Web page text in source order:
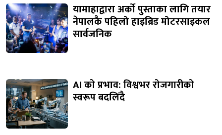
यामाहाद्वारा अर्को पुस्ताका लागि तयार
नेपालकै पहिलो हाइब्रिड मोटरसाइकल
सार्वजनिक
AI को प्रभाव: विश्वभर रोजगारीको
स्वरूप बदलिँदै